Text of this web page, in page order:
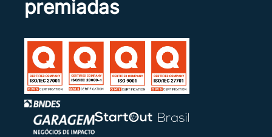
Justificativa: Conforme documento anexo ao
Portal, a sociedade empresária Marluvas,
solicitou o declínio da intenção de recurso.
05/07/2023 19:29:27 | Sistema
Intenção: Prezado Pregoeiro, bom dia.
Manifestamos a intenção de recurso, uma vez
que não foi informado o CA do item 7.
premiadas